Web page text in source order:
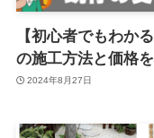
【初心者でもわか
の施工方法と価格
2024年8月27日